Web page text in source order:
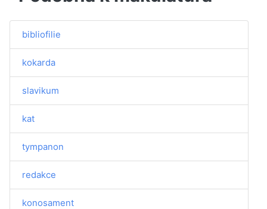
bibliofilie
kokarda
slavikum
kat
tympanon
redakce
konosament